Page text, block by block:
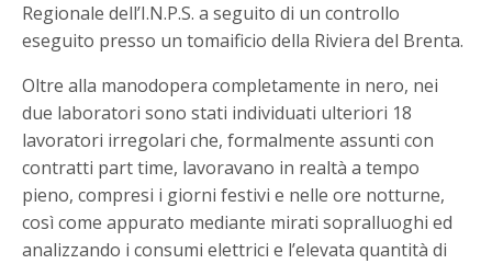
Regionale dell’I.N.P.S. a seguito di un controllo
eseguito presso un tomaificio della Riviera del Brenta.
Oltre alla manodopera completamente in nero, nei
due laboratori sono stati individuati ulteriori 18
lavoratori irregolari che, formalmente assunti con
contratti part time, lavoravano in realtà a tempo
pieno, compresi i giorni festivi e nelle ore notturne,
così come appurato mediante mirati sopralluoghi ed
analizzando i consumi elettrici e l’elevata quantità di